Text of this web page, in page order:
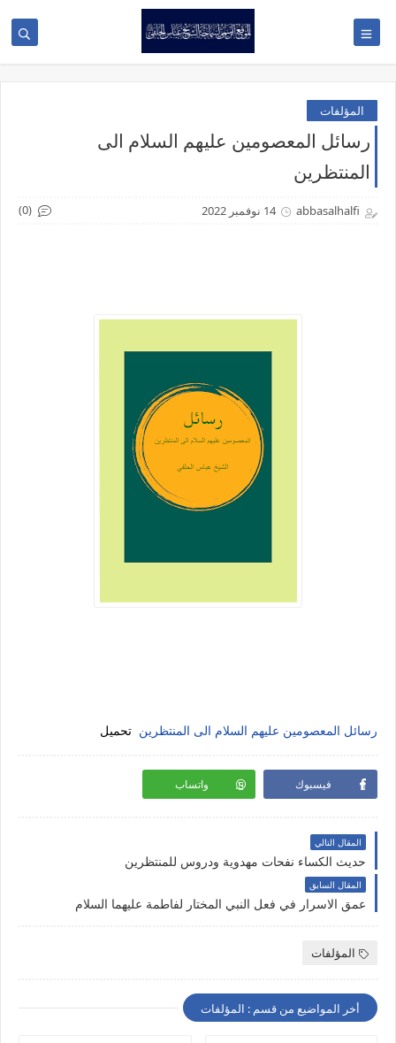
المؤلفات
رسائل المعصومين عليهم السلام الى
المنتظرين
abbasalhalfi 14 نوفمبر 2022 (0)
رسائل المعصومين عليهم السلام الى المنتظرين تحميل
فيسبوك واتساب
المقال التالي
حديث الكساء نفحات مهدوية ودروس للمنتظرين
المقال السابق
عمق الاسرار في فعل النبي المختار لفاطمة عليهما السلام
المؤلفات
أخر المواضيع من قسم : المؤلفات